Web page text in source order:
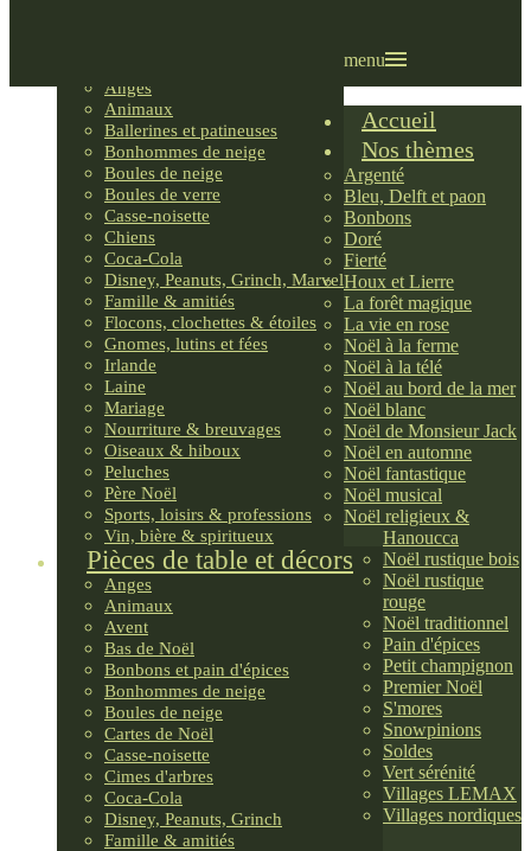
Anges
Animaux
Ballerines et patineuses
Bonhommes de neige
Boules de neige
Boules de verre
Casse-noisette
Chiens
Coca-Cola
Disney, Peanuts, Grinch, Marvel
Famille & amitiés
Flocons, clochettes & étoiles
Gnomes, lutins et fées
Irlande
Laine
Mariage
Nourriture & breuvages
Oiseaux & hiboux
Peluches
Père Noël
Sports, loisirs & professions
Vin, bière & spiritueux
Pièces de table et décors
Anges
Animaux
Avent
Bas de Noël
Bonbons et pain d'épices
Bonhommes de neige
Boules de neige
Cartes de Noël
Casse-noisette
Cimes d'arbres
Coca-Cola
Disney, Peanuts, Grinch
Famille & amitiés
menu
Accueil
Nos thèmes
Argenté
Bleu, Delft et paon
Bonbons
Doré
Fierté
Houx et Lierre
La forêt magique
La vie en rose
Noël à la ferme
Noël à la télé
Noël au bord de la mer
Noël blanc
Noël de Monsieur Jack
Noël en automne
Noël fantastique
Noël musical
Noël religieux &
Hanoucca
Noël rustique bois
Noël rustique
rouge
Noël traditionnel
Pain d'épices
Petit champignon
Premier Noël
S'mores
Snowpinions
Soldes
Vert sérénité
Villages LEMAX
Villages nordiques